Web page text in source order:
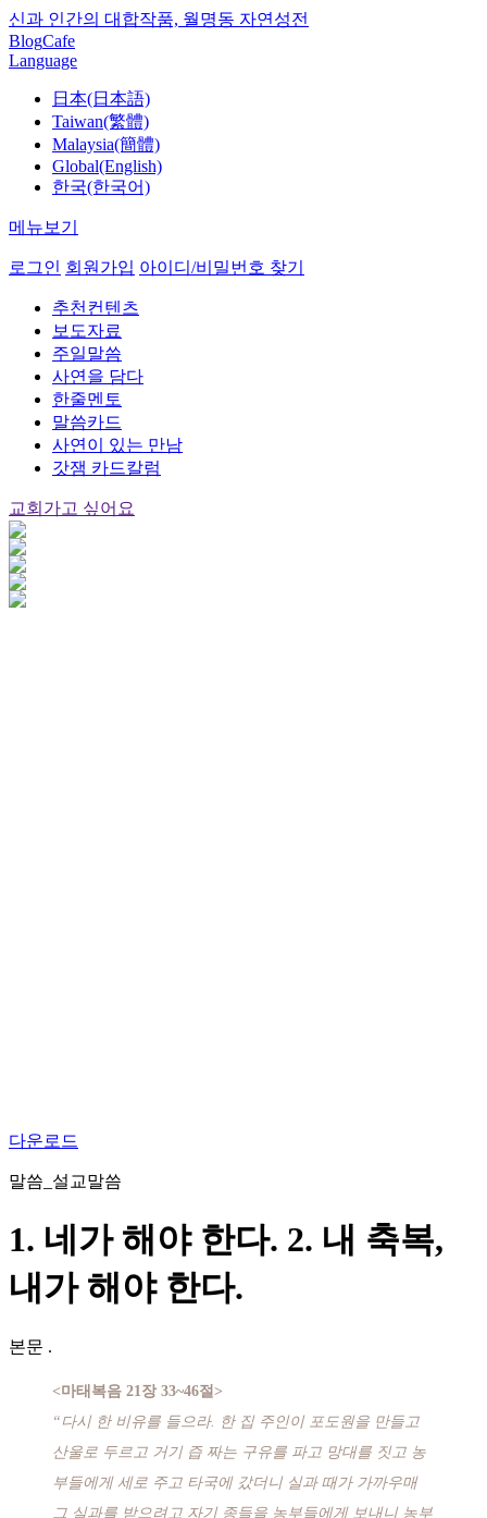
신과 인간의 대합작품, 월명동 자연성전
BlogCafe
Language
日本(日本語)
Taiwan(繁體)
Malaysia(簡體)
Global(English)
한국(한국어)
메뉴보기
로그인 회원가입 아이디/비밀번호 찾기
추천컨텐츠
보도자료
주일말씀
사연을 담다
한줄멘토
말씀카드
사연이 있는 만남
갓잼 카드칼럼
교회가고 싶어요
다운로드
말씀_설교말씀
1. 네가 해야 한다. 2. 내 축복,
내가 해야 한다.
본문 .
<마태복음 21장 33~46절>
“다시 한 비유를 들으라. 한 집 주인이 포도원을 만들고
산울로 두르고 거기 즙 짜는 구유를 파고 망대를 짓고 농
부들에게 세로 주고 타국에 갔더니 실과 때가 가까우매
그 실과를 받으려고 자기 종들을 농부들에게 보내니 농부